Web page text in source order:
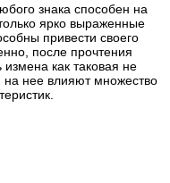
знака способен на
ярко выраженные
привести своего
после прочтения
как таковая не
на нее влияют множество